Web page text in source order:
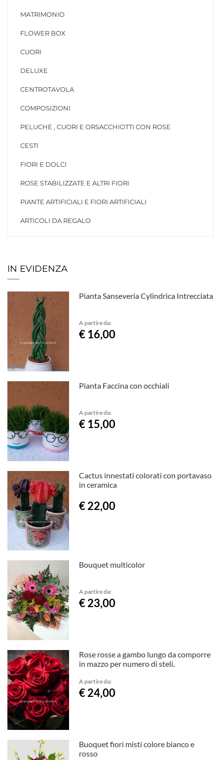
MATRIMONIO
FLOWER BOX
CUORI
DELUXE
CENTROTAVOLA
COMPOSIZIONI
PELUCHE , CUORI E ORSACCHIOTTI CON ROSE
CESTI
FIORI E DOLCI
ROSE STABILIZZATE E ALTRI FIORI
PIANTE ARTIFICIALI E FIORI ARTIFICIALI
ARTICOLI DA REGALO
IN EVIDENZA
Pianta Sanseveria Cylindrica Intrecciata
A partire da:
€ 16,00
Pianta Faccina con occhiali
A partire da:
€ 15,00
Cactus innestati colorati con portavaso
in ceramica
€ 22,00
Bouquet multicolor
A partire da:
€ 23,00
Rose rosse a gambo lungo da comporre
in mazzo per numero di steli.
A partire da:
€ 24,00
Buoquet fiori misti colore bianco e
rosso